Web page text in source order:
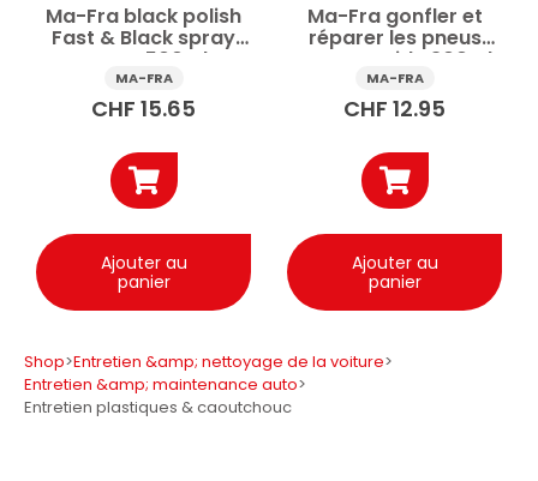
Ma-Fra black polish
Fast & Black spray
pneus 500ml
MA-FRA
CHF 15.65
Ajouter au
panier
Ma-Fra gonfler et
réparer les pneus
Spray rapide 300ml
MA-FRA
CHF 12.95
Ajouter au
panier
Shop>Entretien &amp; nettoyage de la voiture>
Entretien &amp; maintenance auto>
Entretien plastiques & caoutchouc